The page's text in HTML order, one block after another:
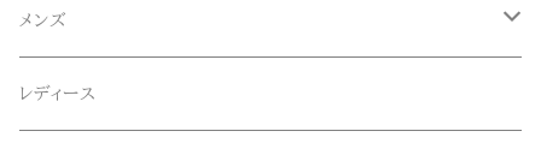
ACE SNKR(エーススニーカー)
Anapau,Seaing,ANAPAU UG
メンズ
トップス
レディース